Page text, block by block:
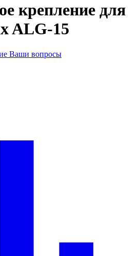
крепление для
ALG-15
Ваши вопросы